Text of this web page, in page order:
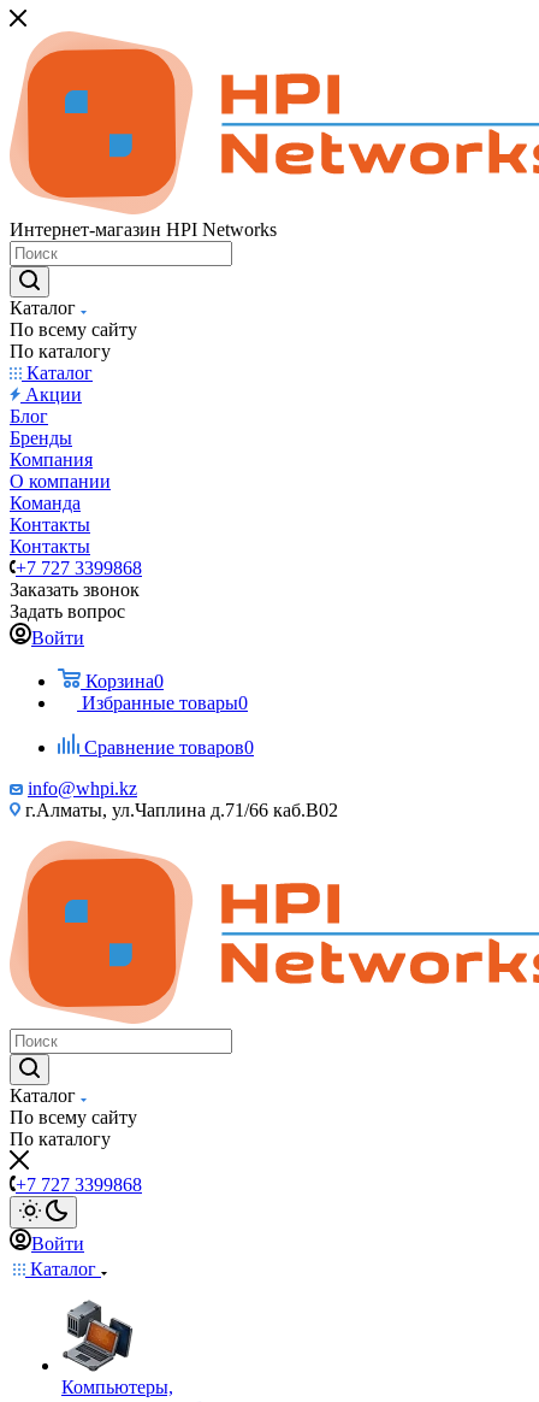
Интернет-магазин HPI Networks
Каталог
По всему сайту
По каталогу
Каталог
Акции
Блог
Бренды
Компания
О компании
Команда
Контакты
Контакты
+7 727 3399868
Заказать звонок
Задать вопрос
Войти
Корзина0
Избранные товары0
Сравнение товаров0
info@whpi.kz
г.Алматы, ул.Чаплина д.71/66 каб.B02
Каталог
По всему сайту
По каталогу
+7 727 3399868
Войти
Каталог
Компьютеры,